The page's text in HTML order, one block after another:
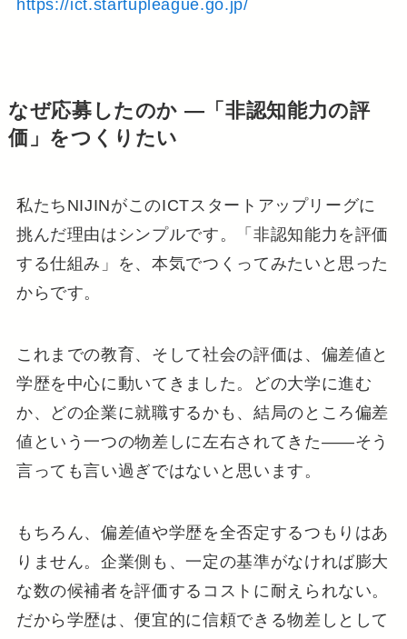
https://ict.startupleague.go.jp/
なぜ応募したのか —「非認知能力の評
価」をつくりたい
私たちNIJINがこのICTスタートアップリーグに
挑んだ理由はシンプルです。「非認知能力を評価
する仕組み」を、本気でつくってみたいと思った
からです。
これまでの教育、そして社会の評価は、偏差値と
学歴を中心に動いてきました。どの大学に進む
か、どの企業に就職するかも、結局のところ偏差
値という一つの物差しに左右されてきた——そう
言っても言い過ぎではないと思います。
もちろん、偏差値や学歴を全否定するつもりはあ
りません。企業側も、一定の基準がなければ膨大
な数の候補者を評価するコストに耐えられない。
だから学歴は、便宜的に信頼できる物差しとして